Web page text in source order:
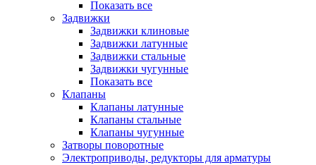
Показать все
Задвижки
Задвижки клиновые
Задвижки латунные
Задвижки стальные
Задвижки чугунные
Показать все
Клапаны
Клапаны латунные
Клапаны стальные
Клапаны чугунные
Затворы поворотные
Электроприводы, редукторы для арматуры